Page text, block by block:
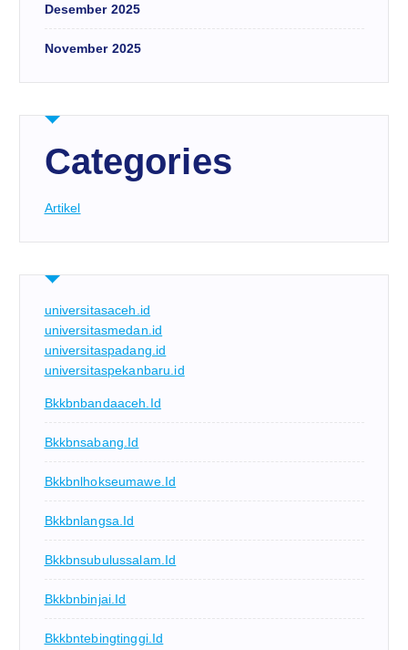
Desember 2025
November 2025
Categories
Artikel
universitasaceh.id
universitasmedan.id
universitaspadang.id
universitaspekanbaru.id
Bkkbnbandaaceh.id
Bkkbnsabang.id
Bkkbnlhokseumawe.id
Bkkbnlangsa.id
Bkkbnsubulussalam.id
Bkkbnbinjai.id
Bkkbntebingtinggi.id